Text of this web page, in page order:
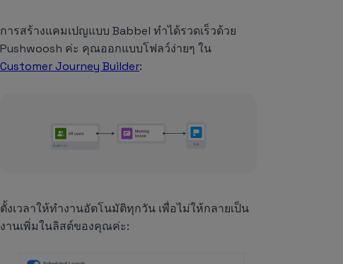
การสร้างแคมเปญแบบ Babbel ทำได้รวดเร็วด้วย
Pushwoosh ค่ะ คุณออกแบบโฟลว์ง่ายๆ ใน
Customer Journey Builder:
ตั้งเวลาให้ทำงานอัตโนมัติทุกวัน เพื่อไม่ให้กลายเป็น
งานเพิ่มในลิสต์ของคุณค่ะ: